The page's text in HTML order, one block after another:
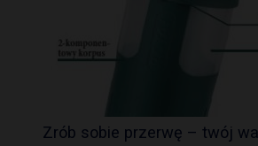
Zrób sobie przerwę – twój